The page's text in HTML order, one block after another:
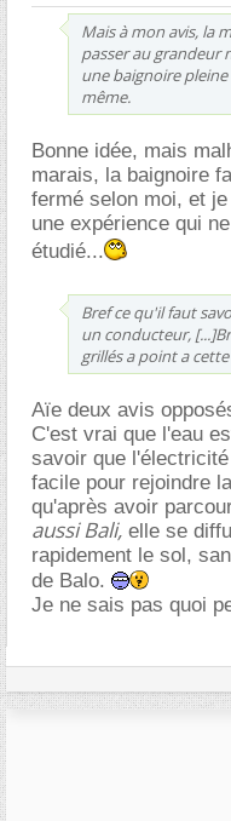
Mais à mon avis, la
passer au grandeur
une baignoire
même.
Bonne idée, mais
marais, la baignoire
fermé selon moi, et
une expérience qui
étudié...
Bref ce qu'il faut
un conducteur,
grillés a point a
Aïe deux avis
C'est vrai que l'eau
savoir que
facile pour rejoindre
qu'après avoir
aussi Bali, elle se
rapidement le sol,
de Balo.
Je ne sais pas quoi